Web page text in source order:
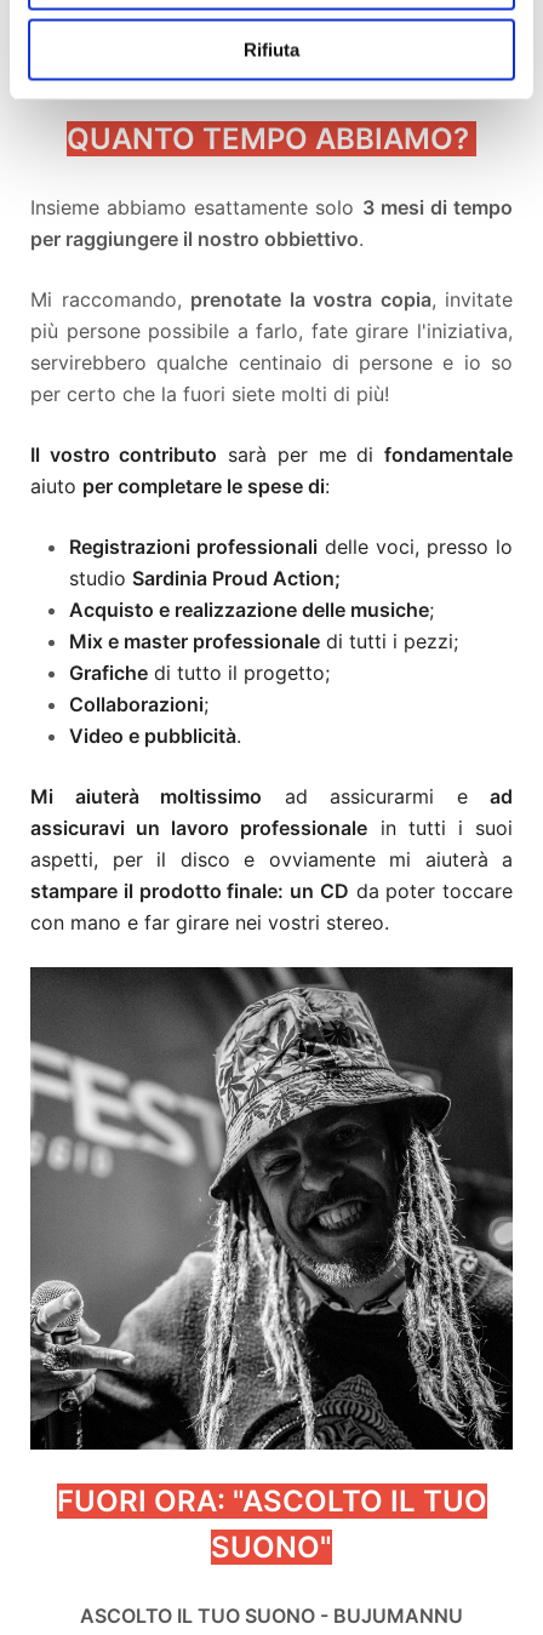
Rifiuta
Le grafiche saranno curate da
DR. BASS.
QUANTO TEMPO ABBIAMO?
Insieme abbiamo esattamente solo 3 mesi di tempo
per raggiungere il nostro obbiettivo.
Mi raccomando, prenotate la vostra copia, invitate
più persone possibile a farlo, fate girare l'iniziativa,
servirebbero qualche centinaio di persone e io so
per certo che la fuori siete molti di più!
Il vostro contributo sarà per me difondamentale
aiuto per completare le spese di:
Registrazioni professionali delle voci, presso lo
studio Sardinia Proud Action;
Acquisto e realizzazione delle musiche;
Mix e master professionale di tutti i pezzi;
Grafiche di tutto il progetto;
Collaborazioni;
Video e pubblicità.
Mi aiuterà moltissimo ad assicurarmi e ad
assicuravi un lavoro professionale in tutti i suoi
aspetti, per il disco e ovviamente mi aiuterà a
stampare il prodotto finale: un CD da poter toccare
con mano e far girare nei vostri stereo.
FUORI ORA: "ASCOLTO IL TUO
SUONO"
ASCOLTO IL TUO SUONO - BUJUMANNU